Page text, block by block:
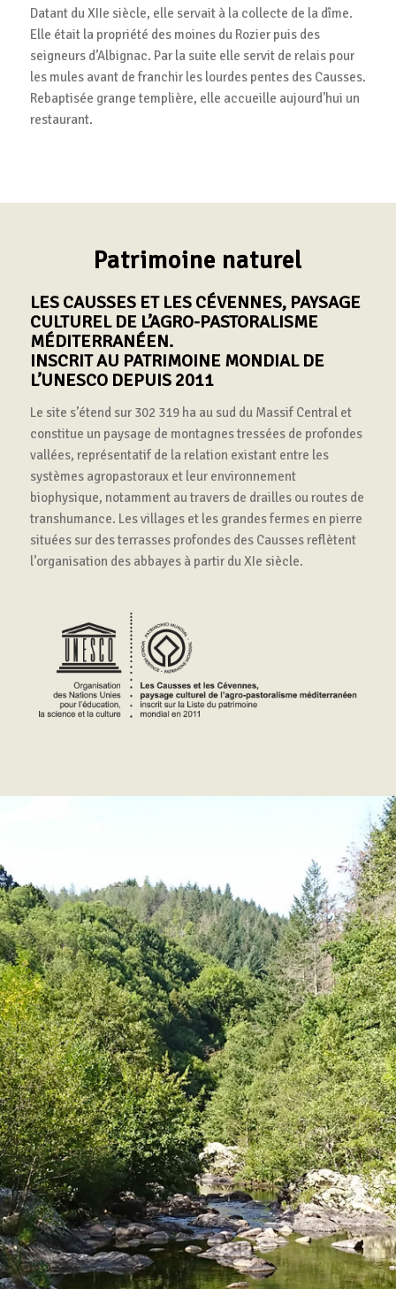
Datant du XIIe siècle, elle servait à la collecte de la dîme.
Elle était la propriété des moines du Rozier puis des
seigneurs d’Albignac. Par la suite elle servit de relais pour
les mules avant de franchir les lourdes pentes des Causses.
Rebaptisée grange templière, elle accueille aujourd’hui un
restaurant.
Patrimoine naturel
LES CAUSSES ET LES CÉVENNES, PAYSAGE
CULTUREL DE L’AGRO-PASTORALISME
MÉDITERRANÉEN.
INSCRIT AU PATRIMOINE MONDIAL DE
L’UNESCO DEPUIS 2011
Le site s’étend sur 302 319 ha au sud du Massif Central et
constitue un paysage de montagnes tressées de profondes
vallées, représentatif de la relation existant entre les
systèmes agropastoraux et leur environnement
biophysique, notamment au travers de drailles ou routes de
transhumance. Les villages et les grandes fermes en pierre
situées sur des terrasses profondes des Causses reflètent
l’organisation des abbayes à partir du XIe siècle.